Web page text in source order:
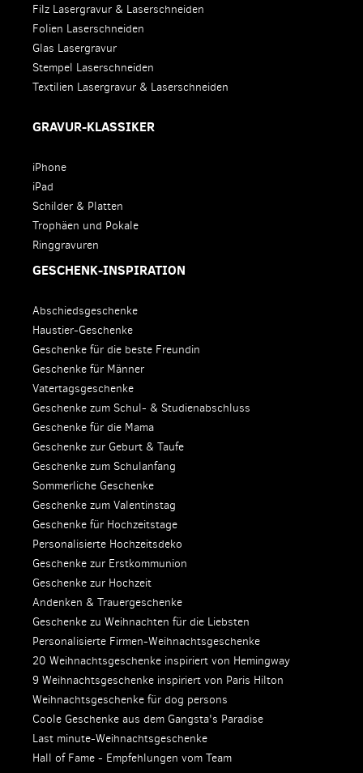
Filz Lasergravur & Laserschneiden
Folien Laserschneiden
Glas Lasergravur
Stempel Laserschneiden
Textilien Lasergravur & Laserschneiden
GRAVUR-KLASSIKER
iPhone
iPad
Schilder & Platten
Trophäen und Pokale
Ringgravuren
GESCHENK-INSPIRATION
Abschiedsgeschenke
Haustier-Geschenke
Geschenke für die beste Freundin
Geschenke für Männer
Vatertagsgeschenke
Geschenke zum Schul- & Studienabschluss
Geschenke für die Mama
Geschenke zur Geburt & Taufe
Geschenke zum Schulanfang
Sommerliche Geschenke
Geschenke zum Valentinstag
Geschenke für Hochzeitstage
Personalisierte Hochzeitsdeko
Geschenke zur Erstkommunion
Geschenke zur Hochzeit
Andenken & Trauergeschenke
Geschenke zu Weihnachten für die Liebsten
Personalisierte Firmen-Weihnachtsgeschenke
20 Weihnachtsgeschenke inspiriert von Hemingway
9 Weihnachtsgeschenke inspiriert von Paris Hilton
Weihnachtsgeschenke für dog persons
Coole Geschenke aus dem Gangsta's Paradise
Last minute-Weihnachtsgeschenke
Hall of Fame - Empfehlungen vom Team